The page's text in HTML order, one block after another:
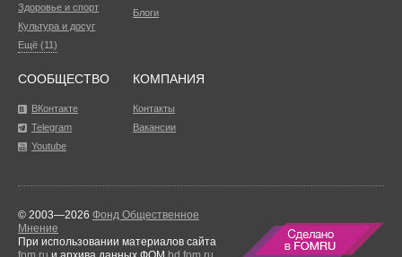
Здоровье и спорт
Культура и досуг
Ещё (11)
Блоги
СООБЩЕСТВО
ВКонтакте
Telegram
Youtube
КОМПАНИЯ
Контакты
Вакансии
© 2003—2026 Фонд Общественное
Мнение
При использовании материалов сайта